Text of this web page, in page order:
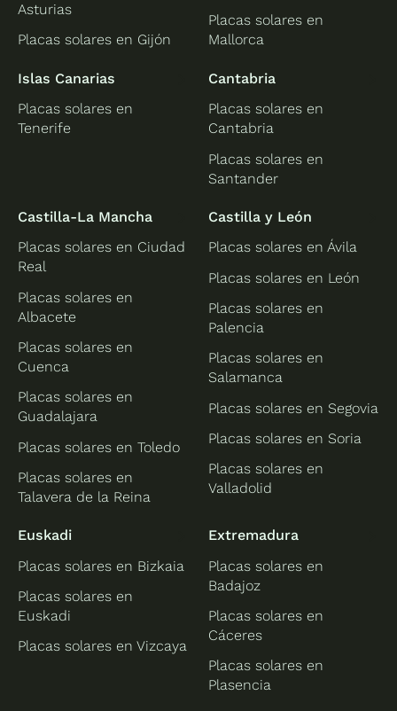
Asturias
Placas solares en Gijón
Placas solares en
Mallorca
Islas Canarias
Placas solares en
Tenerife
Cantabria
Placas solares en
Cantabria
Placas solares en
Santander
Castilla-La Mancha
Placas solares en Ciudad
Real
Placas solares en
Albacete
Placas solares en
Cuenca
Placas solares en
Guadalajara
Placas solares en Toledo
Placas solares en
Talavera de la Reina
Castilla y León
Placas solares en Ávila
Placas solares en León
Placas solares en
Palencia
Placas solares en
Salamanca
Placas solares en Segovia
Placas solares en Soria
Placas solares en
Valladolid
Euskadi
Placas solares en Bizkaia
Placas solares en
Euskadi
Placas solares en Vizcaya
Extremadura
Placas solares en
Badajoz
Placas solares en
Cáceres
Placas solares en
Plasencia